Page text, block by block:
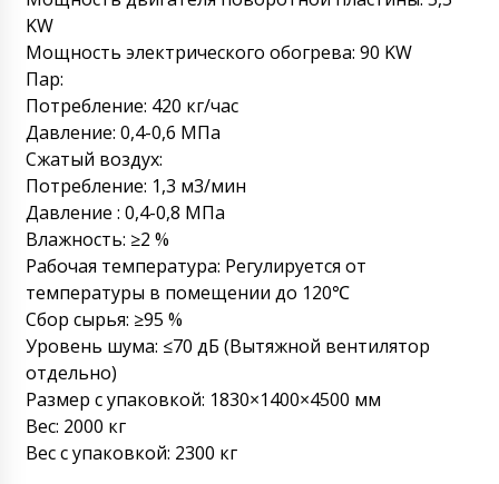
KW
Мощность электрического обогрева: 90 KW
Пар:
Потребление: 420 кг/час
Давление: 0,4-0,6 МПа
Сжатый воздух:
Потребление: 1,3 м3/мин
Давление : 0,4-0,8 МПа
Влажность: ≥2 %
Рабочая температура: Регулируется от
температуры в помещении до 120℃
Сбор сырья: ≥95 %
Уровень шума: ≤70 дБ (Вытяжной вентилятор
отдельно)
Размер с упаковкой: 1830×1400×4500 мм
Вес: 2000 кг
Вес с упаковкой: 2300 кг
Ламара
Уважаемый Роман я из Казахстана.
Крайний срок (time) я жду от вас КП на
машину для удаления таблеток и капсул из
блистерной упаковки MB-10 с доставкой.
Роман Цибульский
Здравствуйте Ламара, К указанному
времени мы отправим КП на вашу
электронную почту. Сейчас ждем ответ от
транспортной компании по срокам
доставки в Балхаш .
Ирина
Приехала сегодня от вас машина розлива
жидкостей в пластиковую упаковку BB-152,
помните нас ? Где документы ?